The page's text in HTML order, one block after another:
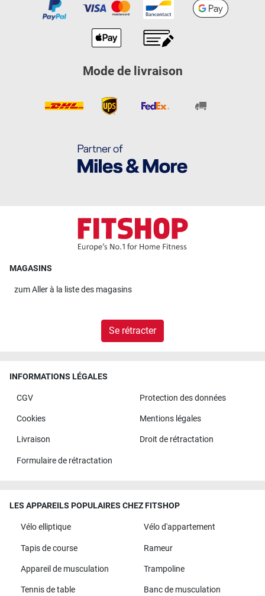
Mode de livraison
MAGASINS
zumAller à la liste des magasins
Se rétracter
INFORMATIONS LÉGALES
CGV Protection des données
Cookies Mentions légales
Livraison Droit de rétractation
Formulaire de rétractation
LES APPAREILS POPULAIRES CHEZ FITSHOP
Vélo elliptique Vélo d'appartement
Tapis de course Rameur
Appareil de musculation Trampoline
Tennis de table Banc de musculation